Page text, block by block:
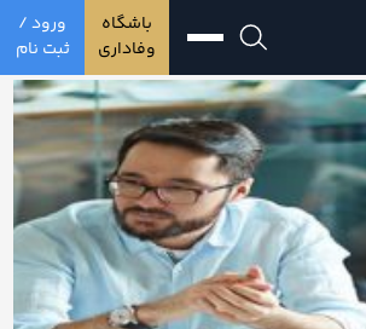
باشگاه
وفاداری
ورود /
ثبت نام